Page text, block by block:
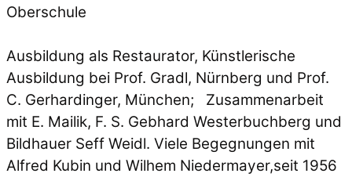
Oberschule
Ausbildung als Restaurator, Künstlerische
Ausbildung bei Prof. Gradl, Nürnberg und Prof.
C. Gerhardinger, München; Zusammenarbeit
mit E. Mailik, F. S. Gebhard Westerbuchberg und
Bildhauer Seff Weidl. Viele Begegnungen mit
Alfred Kubin und Wilhem Niedermayer,seit 1956